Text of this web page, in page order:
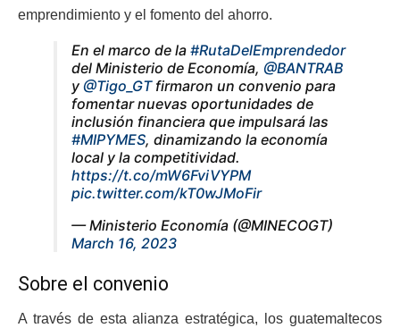
emprendimiento y el fomento del ahorro.
En el marco de la #RutaDelEmprendedor
del Ministerio de Economía, @BANTRAB
y @Tigo_GTfirmaron un convenio para
fomentar nuevas oportunidades de
inclusión financiera que impulsará las
#MIPYMES, dinamizando la economía
local y la competitividad.
https://t.co/mW6FviVYPM
pic.twitter.com/kT0wJMoFir
— Ministerio Economía (@MINECOGT)
March 16, 2023
Sobre el convenio
A través de esta alianza estratégica, los guatemaltecos